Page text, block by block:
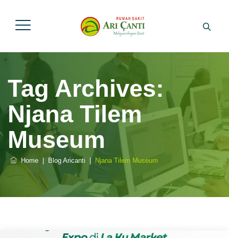
Tag Archives:
Njana Tilem
Museum
Home Blog Aricanti | Njana Tilem Museum